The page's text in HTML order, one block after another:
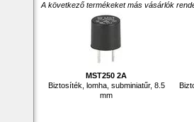
A következő termékeket más vásárlók
MST250 2A
Biztosíték, lomha, subminiatűr, 8.5
mm